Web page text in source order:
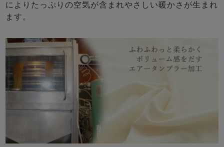
によりたっぷりの空気が含まれやさしい暖かさが生まれ
ます。